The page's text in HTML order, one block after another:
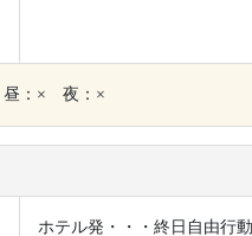
：× 夜：×
ホテル発・・・終日自由行